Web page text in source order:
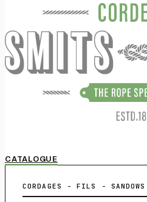
CATALOGUE
CORDAGES - FILS - SANDOWS